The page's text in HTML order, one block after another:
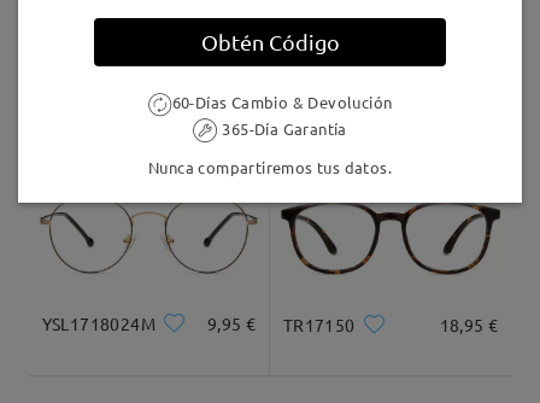
9,95 € M38861
YSL1718024M 9,95 € TR17150 18,95 €
Obtén Código
60-Días Cambio & Devolución
365-Día Garantía
Nunca compartiremos tus datos.